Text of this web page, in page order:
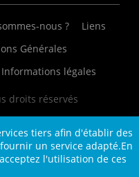
tiers afin d'établir des
un service adapté.En
l'utilisation de ces
nous ?
Liens
Générales
Informations légales
droits réservés